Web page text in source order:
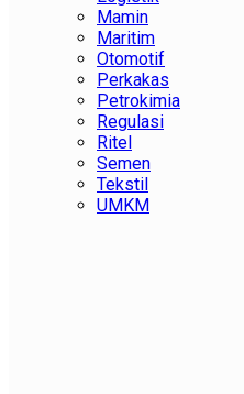
Mamin
Maritim
Otomotif
Perkakas
Petrokimia
Regulasi
Ritel
Semen
Tekstil
UMKM